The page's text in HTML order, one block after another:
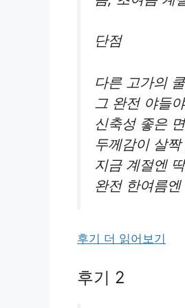
단점
다른 고가의
그 완전 야들
신축성 좋은
두께감이 살
지금 계절엔
완전 한여름
후기 더 읽어보기
후기 2